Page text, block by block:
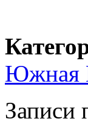
Южная
Записи